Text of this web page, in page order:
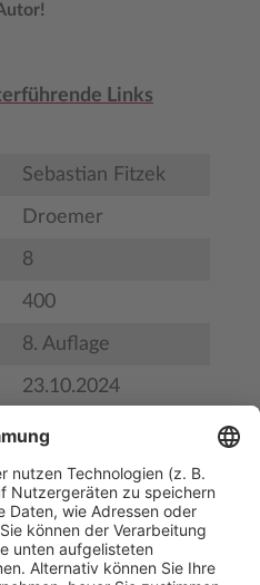
Links
Sebastian Fitzek
Droemer
8
400
8. Auflage
23.10.2024
9783426281741
978-3-426-28174-1